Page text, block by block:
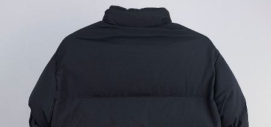
이코 라이프 하